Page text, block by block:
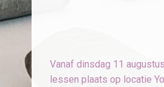
Vanaf dinsdag 11
lessen plaats op locatie